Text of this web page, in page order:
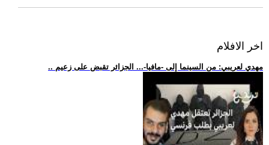
اخر الافلام
.. مهدي لعريبي: من السينما إلى -مافيا-... الجزائر تقبض على زعيم